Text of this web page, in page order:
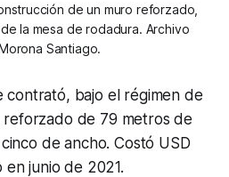
de un muro reforzado,
la mesa de rodadura. Archivo
Santiago.
contrató, bajo el régimen de
de 79 metros de
de ancho. Costó USD
junio de 2021.